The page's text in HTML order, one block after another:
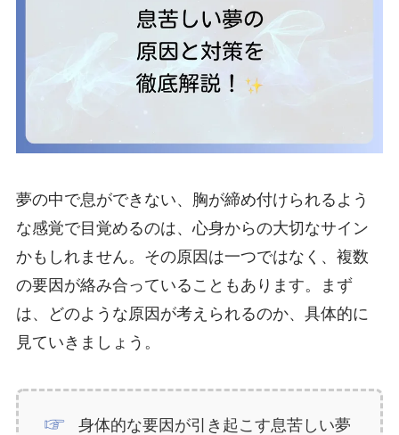
夢の中で息ができない、胸が締め付けられるよう
な感覚で目覚めるのは、心身からの大切なサイン
かもしれません。その原因は一つではなく、複数
の要因が絡み合っていることもあります。まず
は、どのような原因が考えられるのか、具体的に
見ていきましょう。
身体的な要因が引き起こす息苦しい夢